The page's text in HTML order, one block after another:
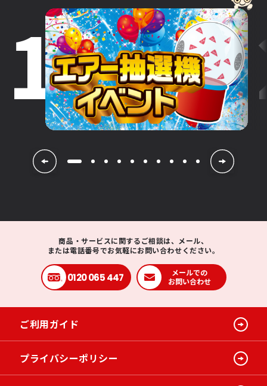
1
商品・サービスに関するご相談は、メール、
または電話番号でお気軽にお問い合わせください。
0120 065 447
メールでの
お問い合わせ
ご利用ガイド
プライバシーポリシー